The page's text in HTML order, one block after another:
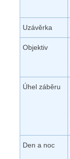
Uzávěrka
Objektiv
Úhel záběru
Den a noc